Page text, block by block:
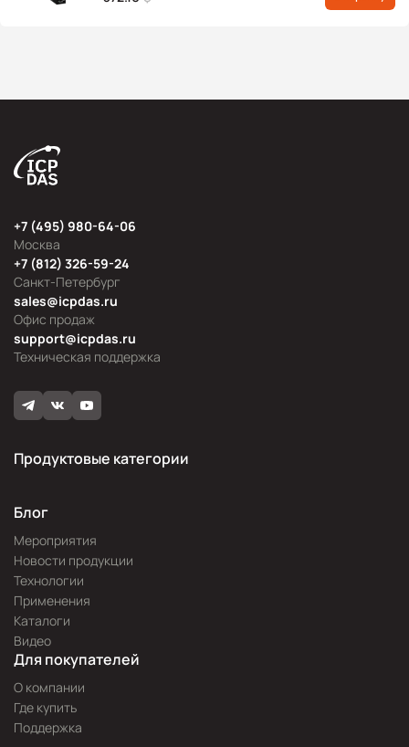
Москва
+7 (495) 980-64-06
Офис продаж
sales@icpdas.ru
Санкт-Петербург
+7 (812) 326-59-24
Техническая поддержка
support@icpdas.ru
Продуктовые категории
Блог
Мероприятия
Новости продукции
Технологии
Применения
Каталоги
Видео
Для покупателей
О компании
Где купить
Поддержка